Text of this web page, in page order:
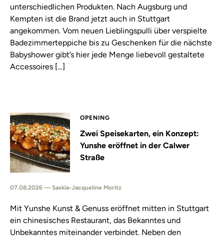
unterschiedlichen Produkten. Nach Augsburg und
Kempten ist die Brand jetzt auch in Stuttgart
angekommen. Vom neuen Lieblingspulli über verspielte
Badezimmerteppiche bis zu Geschenken für die nächste
Babyshower gibt’s hier jede Menge liebevoll gestaltete
Accessoires […]
OPENING
Zwei Speisekarten, ein Konzept:
Yunshe eröffnet in der Calwer
Straße
07.08.2026 — Saskia-Jacqueline Moritz
Mit Yunshe Kunst & Genuss eröffnet mitten in Stuttgart
ein chinesisches Restaurant, das Bekanntes und
Unbekanntes miteinander verbindet. Neben den